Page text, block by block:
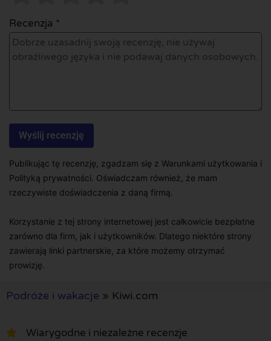
Recenzja *
Publikując tę recenzję, zgadzam się z Warunkami użytkowania i
Polityką prywatności. Oświadczam również, że mam
rzeczywiste doświadczenia z daną firmą.
Korzystanie z tej strony internetowej jest całkowicie bezpłatne
zarówno dla firm, jak i użytkowników. Dlatego niektóre strony
zawierają linki partnerskie, za które możemy otrzymać
prowizję.
Podróże i wakacje » Kiwi.com
Wiarygodne i niezależne recenzje